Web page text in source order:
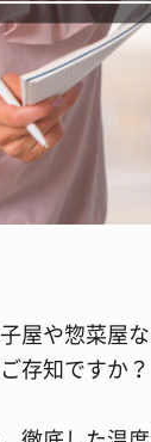
屋や惣菜屋
存知ですか？